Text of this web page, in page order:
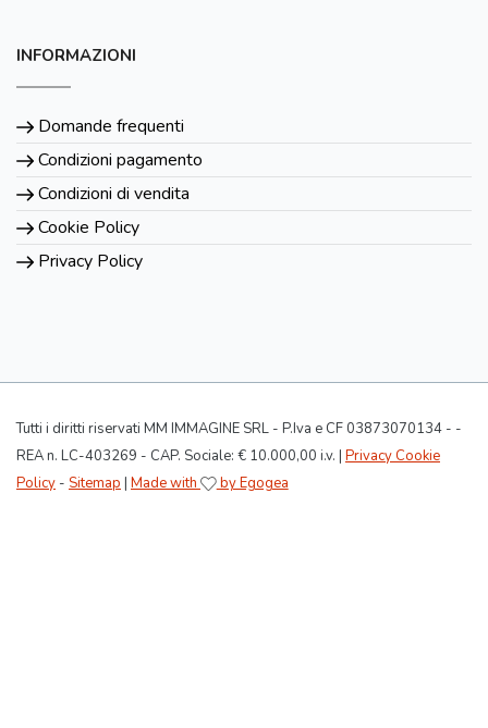
INFORMAZIONI
Domande frequenti
Condizioni pagamento
Condizioni di vendita
Cookie Policy
Privacy Policy
Tutti i diritti riservati MM IMMAGINE SRL - P.Iva e CF 03873070134 - -
REA n. LC-403269 - CAP. Sociale: € 10.000,00 i.v. | Privacy Cookie
Policy - Sitemap | Made with by Egogea